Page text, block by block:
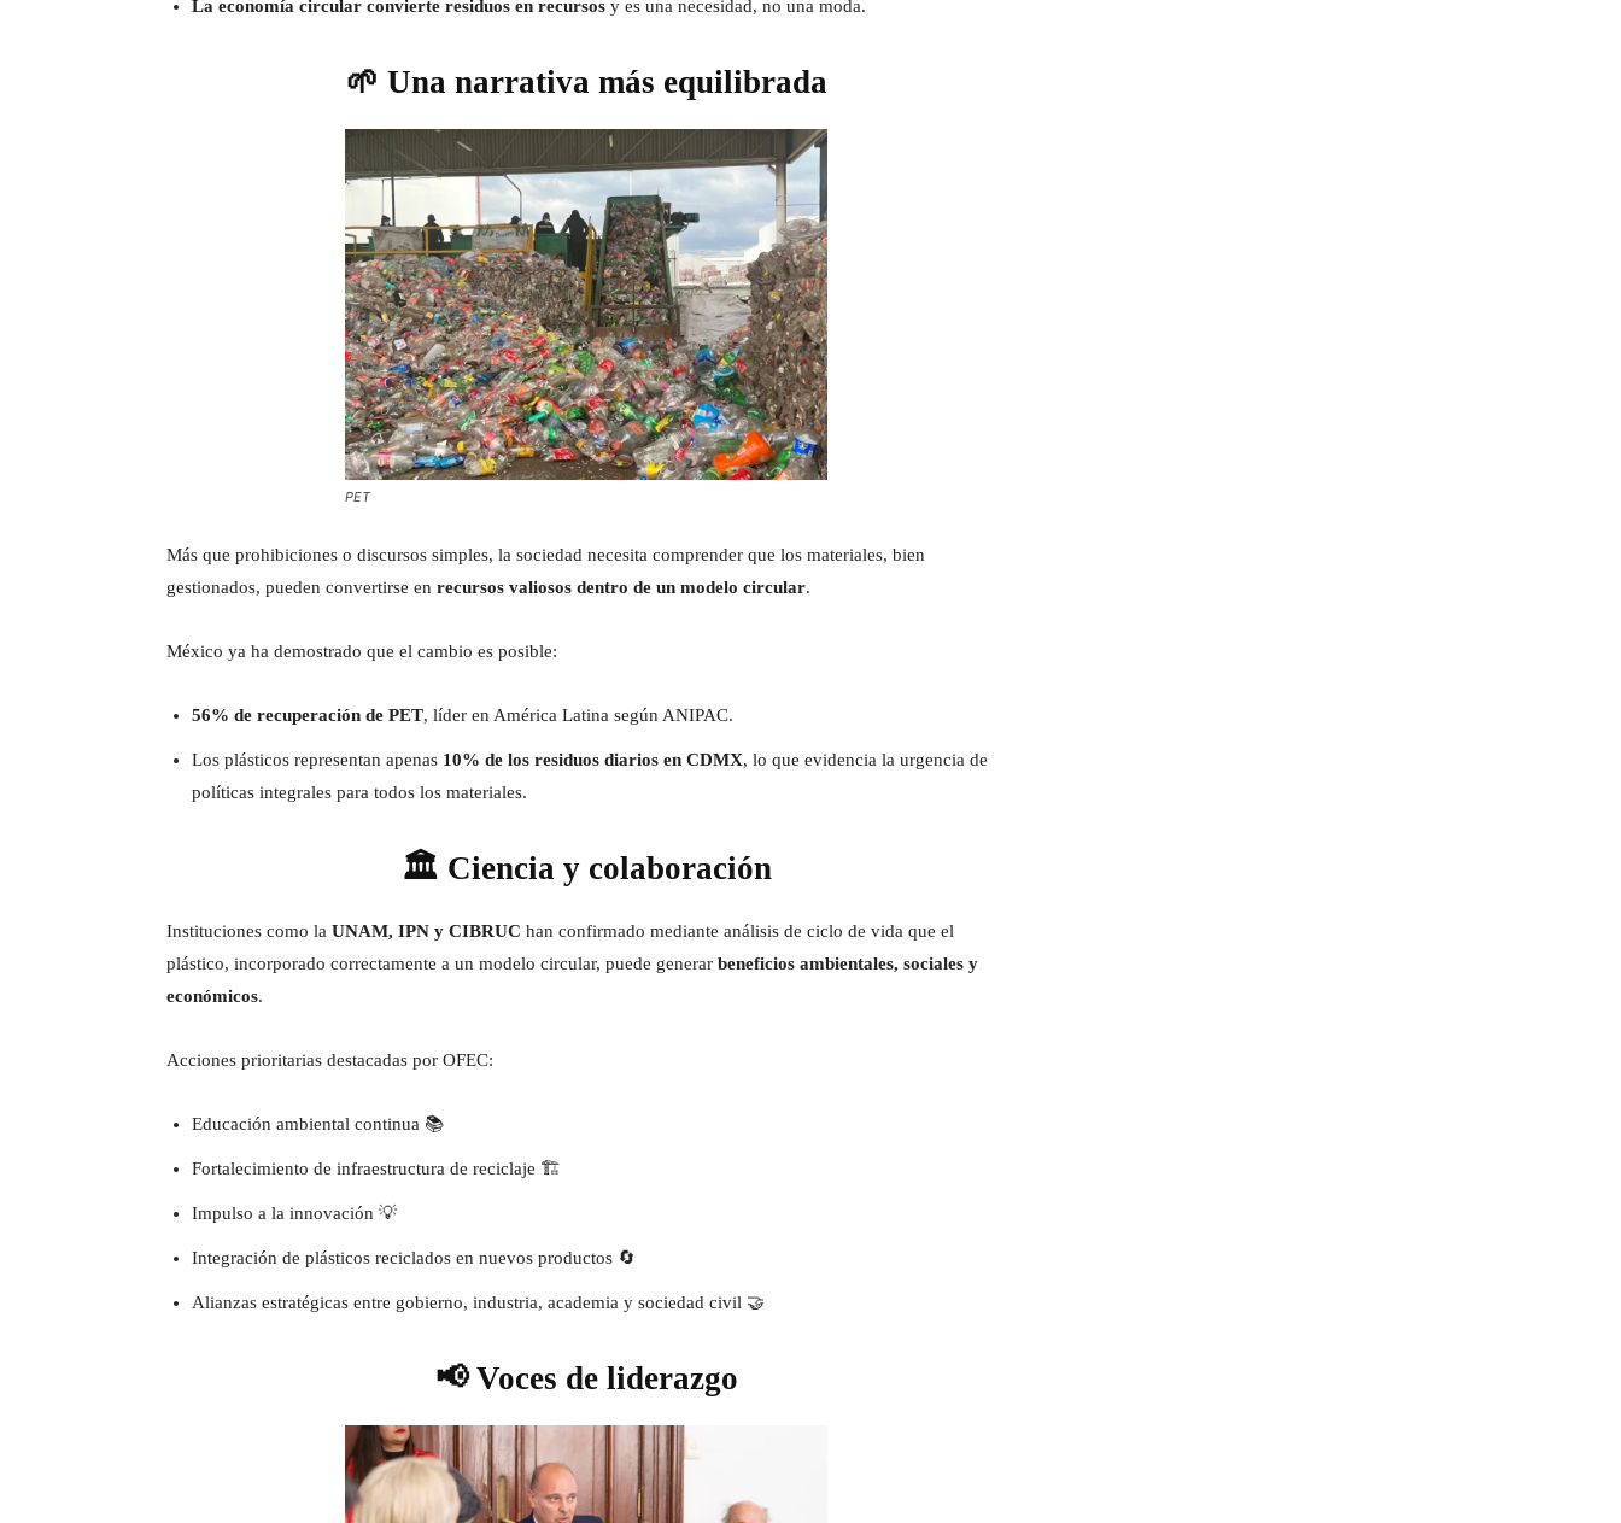
La economía circular convierte residuos en recursos y es una necesidad, no una moda.
🌱 Una narrativa más equilibrada
PET
Más que prohibiciones o discursos simples, la sociedad necesita comprender que los materiales, bien
gestionados, pueden convertirse en recursos valiosos dentro de un modelo circular.
México ya ha demostrado que el cambio es posible:
56% de recuperación de PET, líder en América Latina según ANIPAC.
Los plásticos representan apenas 10% de los residuos diarios en CDMX, lo que evidencia la urgencia de
políticas integrales para todos los materiales.
🏛️ Ciencia y colaboración
Instituciones como la UNAM, IPN y CIBRUC han confirmado mediante análisis de ciclo de vida que el
plástico, incorporado correctamente a un modelo circular, puede generar beneficios ambientales, sociales y
económicos.
Acciones prioritarias destacadas por OFEC:
Educación ambiental continua 📚
Fortalecimiento de infraestructura de reciclaje 🏗️
Impulso a la innovación 💡
Integración de plásticos reciclados en nuevos productos 🔄
Alianzas estratégicas entre gobierno, industria, academia y sociedad civil 🤝
📢 Voces de liderazgo